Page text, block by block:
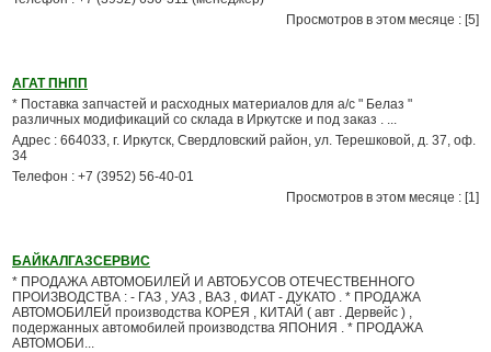
Просмотров в этом месяце : [5]
АГАТ ПНПП
* Поставка запчастей и расходных материалов для а/с " Белаз "
различных модификаций со склада в Иркутске и под заказ . ...
Адрес : 664033, г. Иркутск, Свердловский район, ул. Терешковой, д. 37, оф.
34
Телефон : +7 (3952) 56-40-01
Просмотров в этом месяце : [1]
БАЙКАЛГАЗСЕРВИС
* ПРОДАЖА АВТОМОБИЛЕЙ И АВТОБУСОВ ОТЕЧЕСТВЕННОГО
ПРОИЗВОДСТВА : - ГАЗ , УАЗ , ВАЗ , ФИАТ - ДУКАТО . * ПРОДАЖА
АВТОМОБИЛЕЙ производства КОРЕЯ , КИТАЙ ( авт . Дервейс ) ,
подержанных автомобилей производства ЯПОНИЯ . * ПРОДАЖА
АВТОМОБИ...